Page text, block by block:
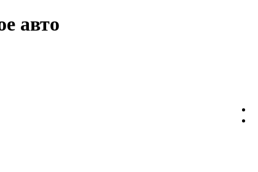
авто